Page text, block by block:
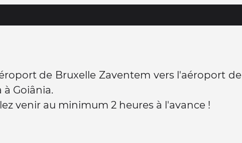
de Bruxelle Zaventem vers l'aéroport de
à Goiânia.
venir au minimum 2 heures à l'avance !